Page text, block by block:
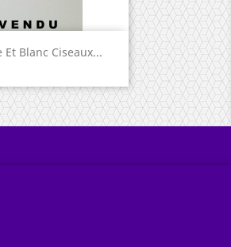
Et Blanc Ciseaux...
rapide